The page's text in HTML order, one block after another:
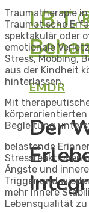
EMDR
Der
Traumatherapie
Traumatische
spektakulär oder
emotionale
Stress, Mobbing,
aus der Kindheit
hinterlassen.
Mit
Begleitung
belastende
Stressreaktionen
Ängste und
Trigger und
mehr innere
Lebensqualität